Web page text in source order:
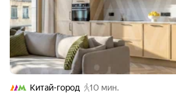
Китай-город
10 мин.